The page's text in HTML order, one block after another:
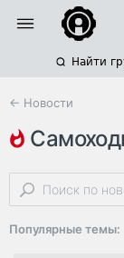
Найти
← Новости
xcmg
Популярные темы: